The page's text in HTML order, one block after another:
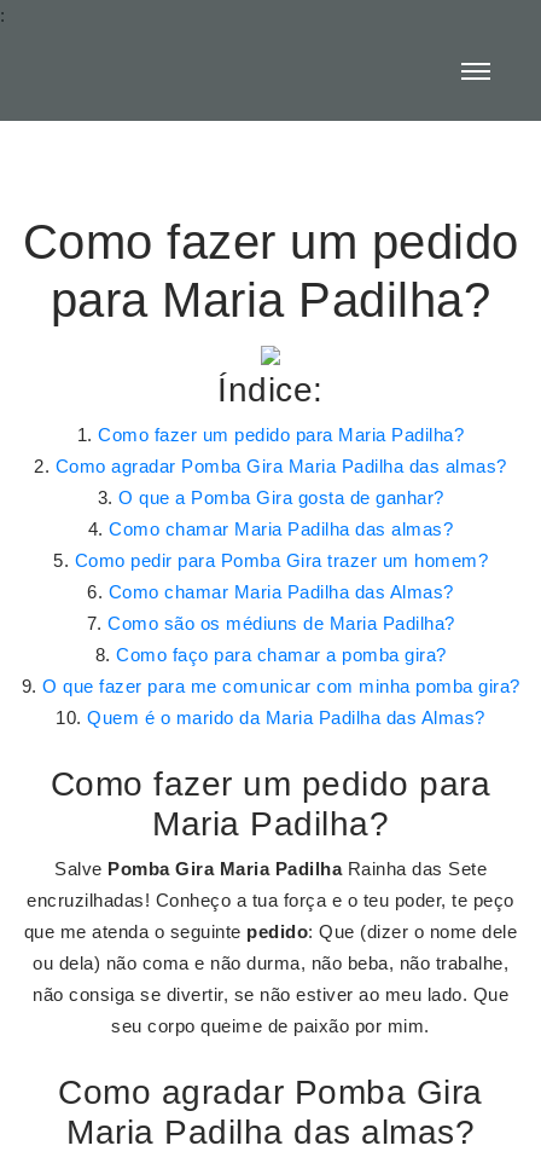
:
Como fazer um pedido
para Maria Padilha?
Índice:
Como fazer um pedido para Maria Padilha?
Como agradar Pomba Gira Maria Padilha das almas?
O que a Pomba Gira gosta de ganhar?
Como chamar Maria Padilha das almas?
Como pedir para Pomba Gira trazer um homem?
Como chamar Maria Padilha das Almas?
Como são os médiuns de Maria Padilha?
Como faço para chamar a pomba gira?
O que fazer para me comunicar com minha pomba gira?
Quem é o marido da Maria Padilha das Almas?
Como fazer um pedido para
Maria Padilha?
Salve Pomba Gira Maria PadilhaRainha das Sete
encruzilhadas! Conheço a tua força e o teu poder, te peço
que me atenda o seguinte pedido: Que (dizer o nome dele
ou dela) não coma e não durma, não beba, não trabalhe,
não consiga se divertir, se não estiver ao meu lado. Que
seu corpo queime de paixão por mim.
Como agradar Pomba Gira
Maria Padilha das almas?